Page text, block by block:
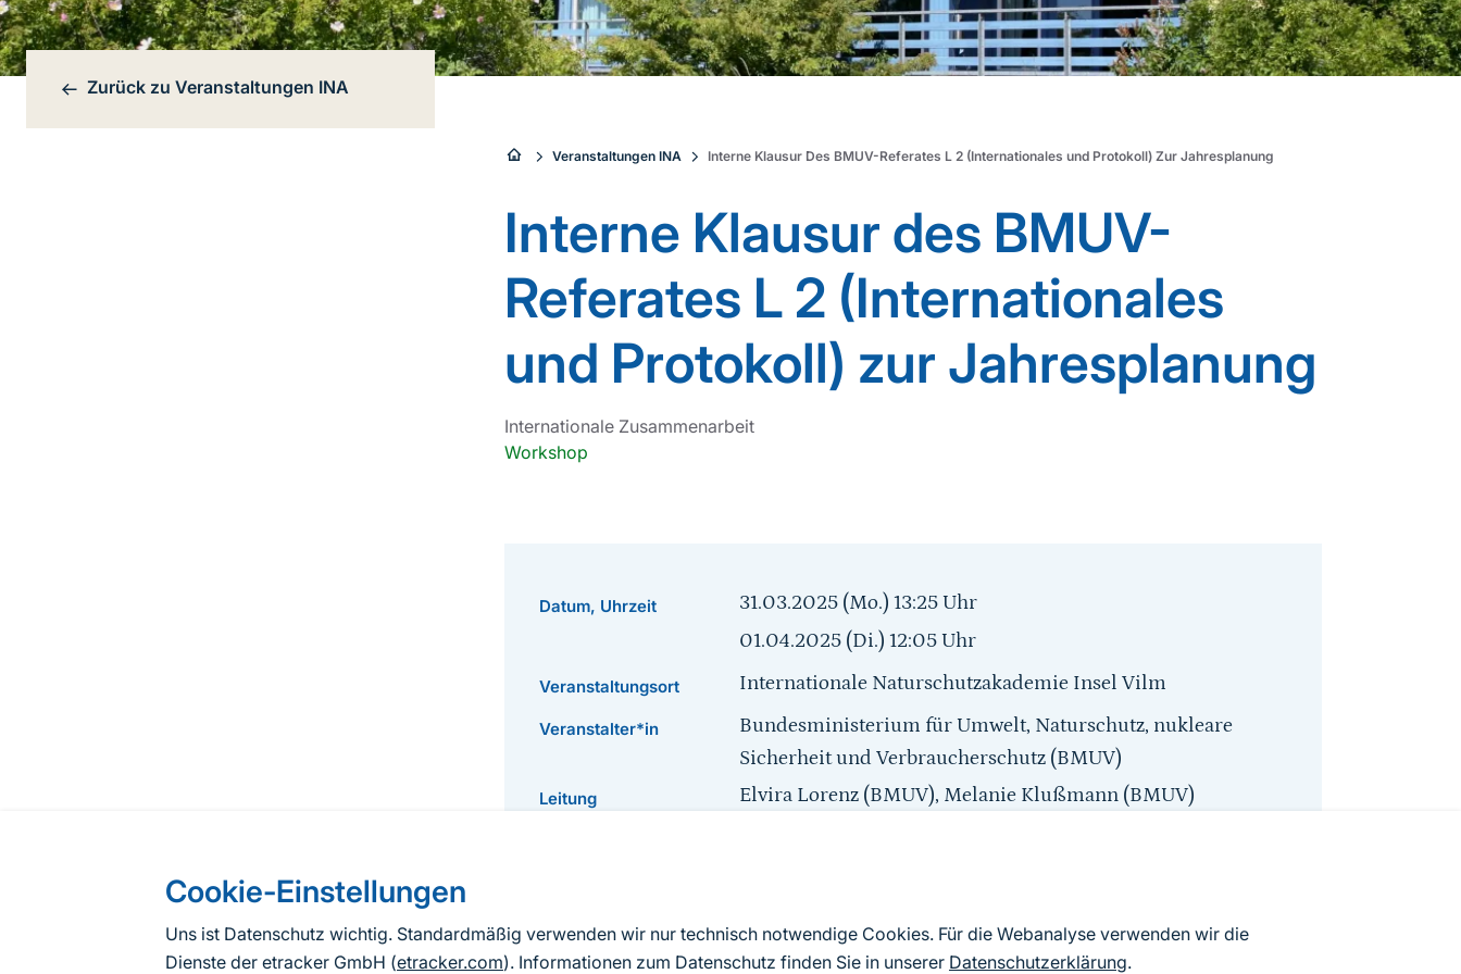
Cookie-Einstellungen
Uns ist Datenschutz wichtig. Standardmäßig verwenden wir nur technisch notwendige Cookies. Für die Webanalyse verwenden wir die
Dienste der etracker GmbH (etracker.com). Informationen zum Datenschutz finden Sie in unserer Datenschutzerklärung.
Bereichsnavigation
Zurück zu Veranstaltungen INA
Sie
sind
hier:
Veranstaltungen INA Interne Klausur Des BMUV-Referates L 2 (Internationales und Protokoll) Zur Jahresplanung
Interne Klausur des BMUV-
Referates L 2 (Internationales
und Protokoll) zur Jahresplanung
Internationale Zusammenarbeit
Workshop
Datum, Uhrzeit 31.03.2025 (Mo.) 13:25Uhr
01.04.2025 (Di.) 12:05Uhr
Veranstaltungsort Internationale Naturschutzakademie Insel Vilm
Veranstalter*in
Bundesministerium für Umwelt, Naturschutz, nukleare
Sicherheit und Verbraucherschutz (BMUV)
Leitung Elvira Lorenz (BMUV), Melanie Klußmann (BMUV)
Sprungmarke